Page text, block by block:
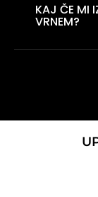
KAJ ČE MI
VRNEM?